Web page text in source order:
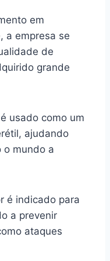
em
a empresa se
de
grande
usado como um
ajudando
o mundo a
é indicado para
a prevenir
ataques